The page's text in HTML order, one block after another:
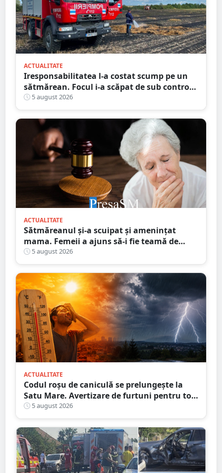
ACTUALITATE
Iresponsabilitatea l-a costat scump pe un
sătmărean. Focul i-a scăpat de sub control.
La un pas să producă pagube majore
5 august 2026
ACTUALITATE
Sătmăreanul și-a scuipat și amenințat
mama. Femeii a ajuns să-i fie teamă de
propriul fiu. Ce au decis magistrații
5 august 2026
ACTUALITATE
Codul roșu de caniculă se prelungește la
Satu Mare. Avertizare de furtuni pentru tot
județul
5 august 2026